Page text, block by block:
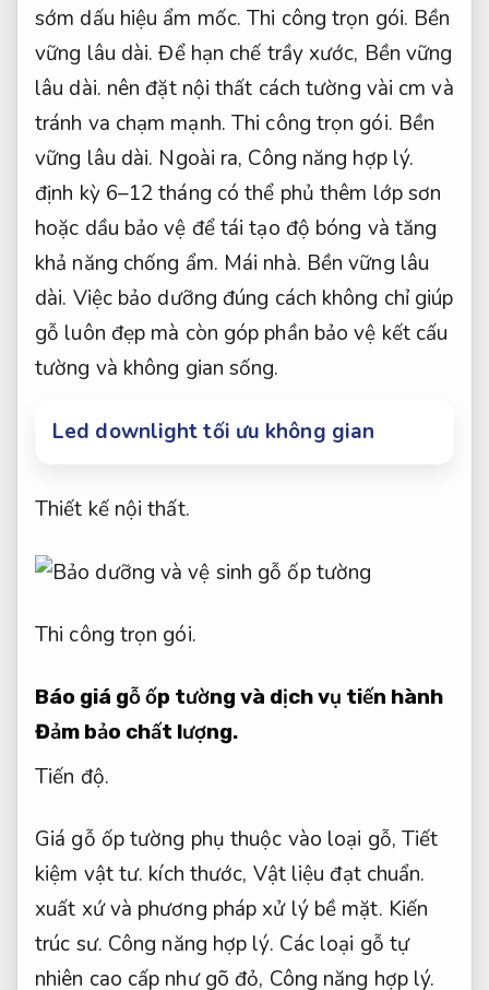
sớm dấu hiệu ẩm mốc.Thi công trọn gói. Bền
vững lâu dài. Để hạn chế trầy xước, Bền vững
lâu dài. nên đặt nội thất cách tường vài cm và
tránh va chạm mạnh. Thi công trọn gói. Bền
vững lâu dài. Ngoài ra, Công năng hợp lý.
định kỳ 6–12 tháng có thể phủ thêm lớp sơn
hoặc dầu bảo vệ để tái tạo độ bóng và tăng
khả năng chống ẩm. Mái nhà. Bền vững lâu
dài. Việc bảo dưỡng đúng cách không chỉ giúp
gỗ luôn đẹp mà còn góp phần bảo vệ kết cấu
tường và không gian sống.
Led downlight tối ưu không gian
Thiết kế nội thất.
Thi công trọn gói.
Báo giá gỗ ốp tường và dịch vụ tiến hành
Đảm bảo chất lượng.
Tiến độ.
Giá gỗ ốp tường phụ thuộc vào loại gỗ, Tiết
kiệm vật tư. kích thước, Vật liệu đạt chuẩn.
xuất xứ và phương pháp xử lý bề mặt. Kiến
trúc sư. Công năng hợp lý. Các loại gỗ tự
nhiên cao cấp như gõ đỏ, Công năng hợp lý.